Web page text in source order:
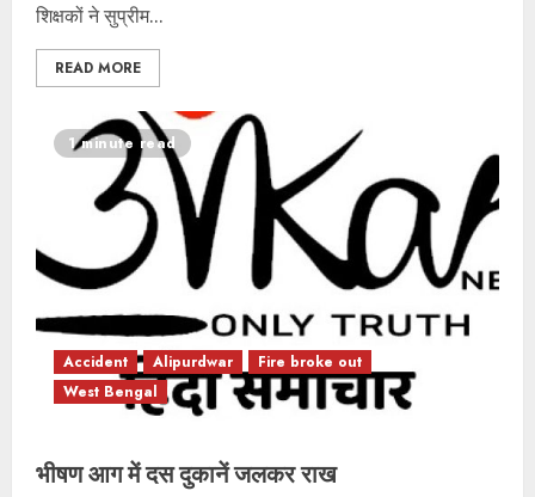
शिक्षकों ने सुप्रीम...
READ MORE
1 minute read
Accident Alipurdwar
Fire broke out
West Bengal
भीषण आग में दस दुकानें जलकर राख